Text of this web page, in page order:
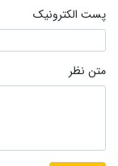
پست الکترونیک
متن نظر